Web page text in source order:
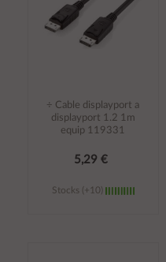
÷ Cable displayport a
displayport 1.2 1m
equip 119331
5,29 €
Stocks (+10)